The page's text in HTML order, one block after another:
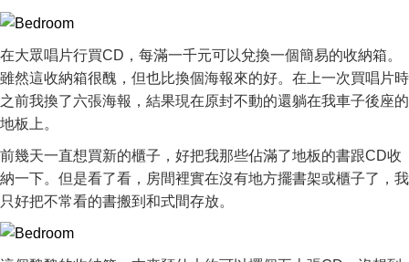
在大眾唱片行買CD，每滿一千元可以兌換一個簡易的收納箱。
雖然這收納箱很醜，但也比換個海報來的好。在上一次買唱片時
之前我換了六張海報，結果現在原封不動的還躺在我車子後座的
地板上。
前幾天一直想買新的櫃子，好把我那些佔滿了地板的書跟CD收
納一下。但是看了看，房間裡實在沒有地方擺書架或櫃子了，我
只好把不常看的書搬到和式間存放。